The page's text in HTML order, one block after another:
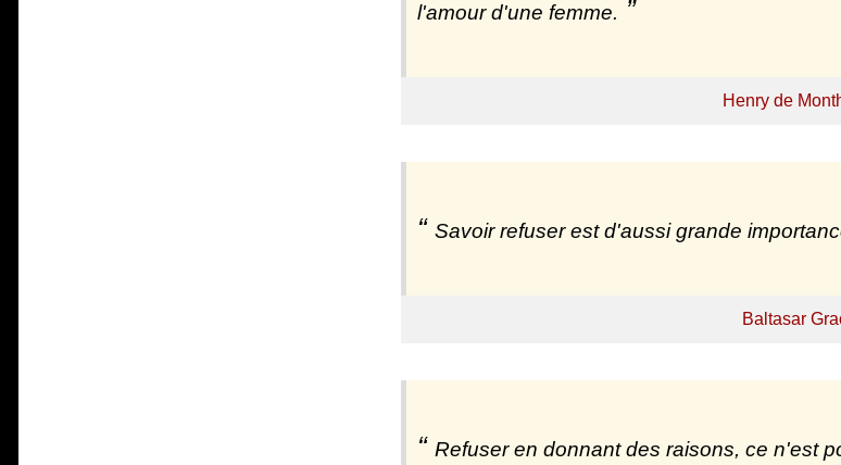
l'amour d'une femme.
Henry de
Savoir refuser est d'aussi grande
Baltasar
Refuser en donnant des raisons, ce n'est